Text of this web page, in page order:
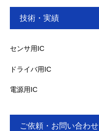
技術・実績
センサ用IC
ドライバ用IC
電源用IC
ご依頼・お問い合わせ